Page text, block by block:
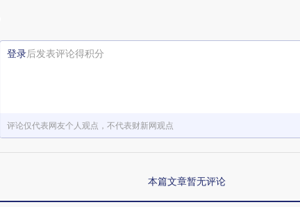
登录后发表评论得积分
评论仅代表网友个人观点，不代表财新网观点
本篇文章暂无评论